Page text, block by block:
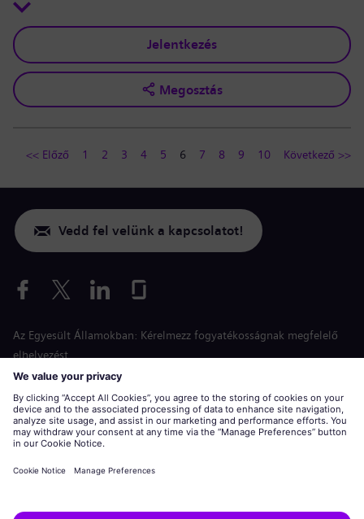
Jelentkezés
Megosztás
<< Előző 1 2 3 4 5 6 7 8 9 10 Következő >>
Vedd fel velünk a kapcsolatot!
Az Egyesült Államokban: Kérelmezz fogyatékosságnak megfelelő
elhelyezést
Esélyegyenlőség a jelentkezés során
siemens-energy.comGlobális weboldal
Vállalati információk
Adatvédelmi nyilatkozat